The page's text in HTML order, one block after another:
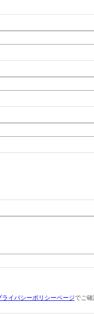
ライバシーポリシーページでご確